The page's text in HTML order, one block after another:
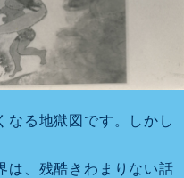
なる地獄図です。しかし
は、残酷きわまりない話